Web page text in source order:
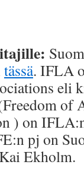
tässä. IFLA
eli
of
) on
pj on
Ekholm.